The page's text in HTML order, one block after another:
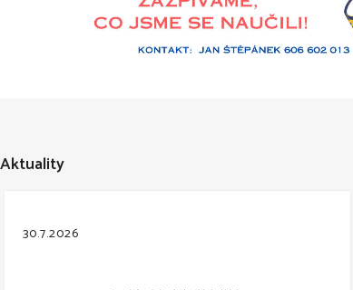
Aktuality
30.7.2026